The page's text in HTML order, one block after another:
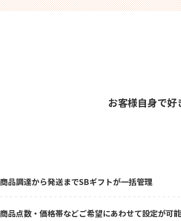
お客様自身で
商品調達から発送までSBギフトが一括管理
商品点数・価格帯などご希望にあわせて設定が可能